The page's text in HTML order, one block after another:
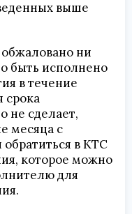
выше
ни
быть исполнено
в течение
срока
не сделает,
месяца с
в КТС
которое можно
для